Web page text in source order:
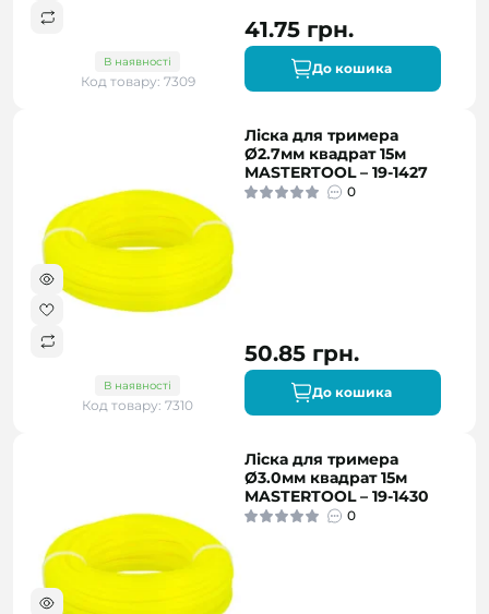
В наявності
Код товару: 7309
41.75 грн.
До кошика
В наявності
Код товару: 7310
Ліска для тримера
Ø2.7мм квадрат 15м
MASTERTOOL – 19-1427
0
50.85 грн.
До кошика
Ліска для тримера
Ø3.0мм квадрат 15м
MASTERTOOL – 19-1430
0